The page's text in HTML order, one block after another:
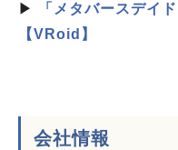
▶
「メタバースデイ
【VRoid】
会社情報